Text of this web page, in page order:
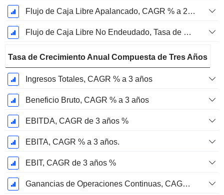
Flujo de Caja Libre Apalancado, CAGR % a 2 años
Flujo de Caja Libre No Endeudado, Tasa de Crecimiento Anual Compuesta de 2 Años %
Tasa de Crecimiento Anual Compuesta de Tres Años
Ingresos Totales, CAGR % a 3 años
Beneficio Bruto, CAGR % a 3 años
EBITDA, CAGR de 3 años %
EBITA, CAGR % a 3 años.
EBIT, CAGR de 3 años %
Ganancias de Operaciones Continuas, CAGR de 3 Años %